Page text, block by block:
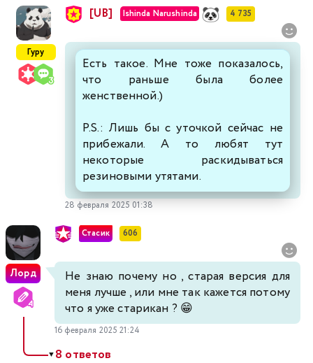
Гуру
[UB] Ishinda Narushinda 4 735
Есть такое. Мне тоже показалось,
что раньше была более
женственной.)
P.S.: Лишь бы с уточкой сейчас не
прибежали. А то любят тут
некоторые раскидываться
резиновыми утятами.
28 февраля 2025 01:38
Лорд
Стасик 606
Не знаю почему но , старая версия для
меня лучше , или мне так кажется потому
что я уже старикан ? 😁
16 февраля 2025 21:24
▼8 ответов